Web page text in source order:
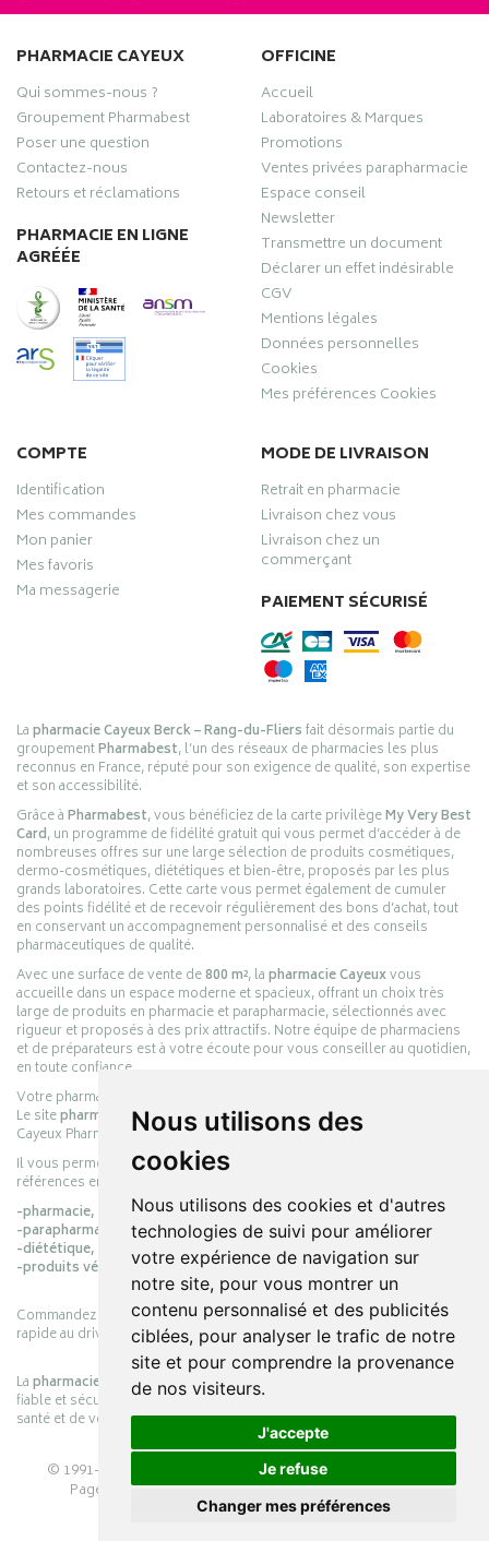
Nous utilisons des
cookies
Nous utilisons des cookies et d'autres
technologies de suivi pour améliorer
votre expérience de navigation sur
notre site, pour vous montrer un
contenu personnalisé et des publicités
ciblées, pour analyser le trafic de notre
site et pour comprendre la provenance
de nos visiteurs.
J'accepte
Je refuse
Changer mes préférences
PHARMACIE CAYEUX
Qui sommes-nous ?
Groupement Pharmabest
Poser une question
Contactez-nous
Retours et réclamations
PHARMACIE EN LIGNE
AGRÉÉE
OFFICINE
Accueil
Laboratoires & Marques
Promotions
Ventes privées parapharmacie
Espace conseil
Newsletter
Transmettre un document
Déclarer un effet indésirable
CGV
Mentions légales
Données personnelles
Cookies
Mes préférences Cookies
COMPTE
Identification
Mes commandes
Mon panier
Mes favoris
Ma messagerie
MODE DE LIVRAISON
Retrait en pharmacie
Livraison chez vous
Livraison chez un
commerçant
PAIEMENT SÉCURISÉ
Lapharmacie Cayeux Berck – Rang-du-Fliersfait désormais partie du
groupementPharmabest, l’un des réseaux de pharmacies les plus
reconnus en France, réputé pour son exigence de qualité, son expertise
et son accessibilité.
Grâce àPharmabest, vous bénéficiez de la carte privilègeMy Very Best
Card, un programme de fidélité gratuit qui vous permet d’accéder à de
nombreuses offres sur une large sélection de produits cosmétiques,
dermo-cosmétiques, diététiques et bien-être, proposés par les plus
grands laboratoires. Cette carte vous permet également de cumuler
des points fidélité et de recevoir régulièrement des bons d’achat, tout
en conservant un accompagnement personnalisé et des conseils
pharmaceutiques de qualité.
Avec une surface de vente de800 m², lapharmacie Cayeuxvous
accueille dans un espace moderne et spacieux, offrant un choix très
large de produits en pharmacie et parapharmacie, sélectionnés avec
rigueur et proposés à des prix attractifs. Notre équipe de pharmaciens
et de préparateurs est à votre écoute pour vous conseiller au quotidien,
en toute confiance.
Votre pharmacie en ligne :
Le sitepharmacie-cayeux.frest le prolongement digital de la pharmacie
Cayeux Pharmabest Berck-sur-Mer – Rang-du-Fliers.
Il vous permet de réaliser vos achats en ligne parmi des milliers de
références en :
-pharmacie,
-parapharmacie,
-diététique,
-produits vétérinaires.
Commandez simplement vos produits en ligne et choisissez le retrait
rapide au drive ou la livraison à domicile, en toute simplicité.
Lapharmacie Cayeuxs’engage à vous offrir une expérience pratique,
fiable et sécurisée, en officine comme en ligne, au service de votre
santé et de votre bien-être.
© 1991-2026 PHARMACIE CAYEUX– Tous droits réservés –
Page mise à jour le 03/08/2026 –Pharmacie en ligne
Apotekisto